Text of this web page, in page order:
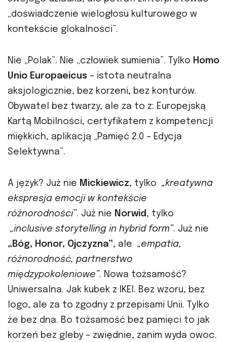
„doświadczenie wielogłosu kulturowego w
kontekście glokalności”.
Nie „Polak”. Nie „człowiek sumienia”. Tylko Homo
Unio Europaeicus – istota neutralna
aksjologicznie, bez korzeni, bez konturów.
Obywatel bez twarzy, ale za to z: Europejską
Kartą Mobilności, certyfikatem z kompetencji
miękkich, aplikacją „Pamięć 2.0 – Edycja
Selektywna”.
A język? Już nie Mickiewicz, tylko
„kreatywna
ekspresja emocji w kontekście
różnorodności”. Już nie Norwid , tylko
„inclusive storytelling in hybrid form”. Już nie
„Bóg, Honor, Ojczyzna”, ale
„empatia,
różnorodność, partnerstwo
międzypokoleniowe”. Nowa tożsamość?
Uniwersalna. Jak kubek z IKEI. Bez wzoru, bez
logo, ale za to zgodny z przepisami Unii. Tylko
że bez dna. Bo tożsamość bez pamięci to jak
korzeń bez gleby – zwiędnie, zanim wyda owoc.